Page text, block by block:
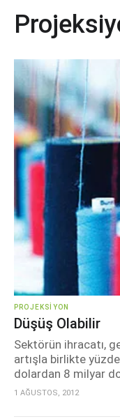
PROJEKSIYON
Düşüş Olabilir
Sektörün ihracatı,
artışla birlikte
dolardan 8 milyar
1 AĞUSTOS, 2012